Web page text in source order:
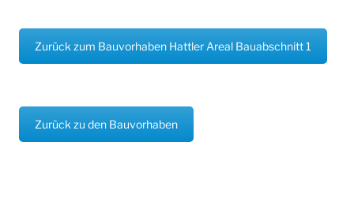
Zurück zum Bauvorhaben Hattler Areal Bauabschnitt 1
Zurück zu den Bauvorhaben